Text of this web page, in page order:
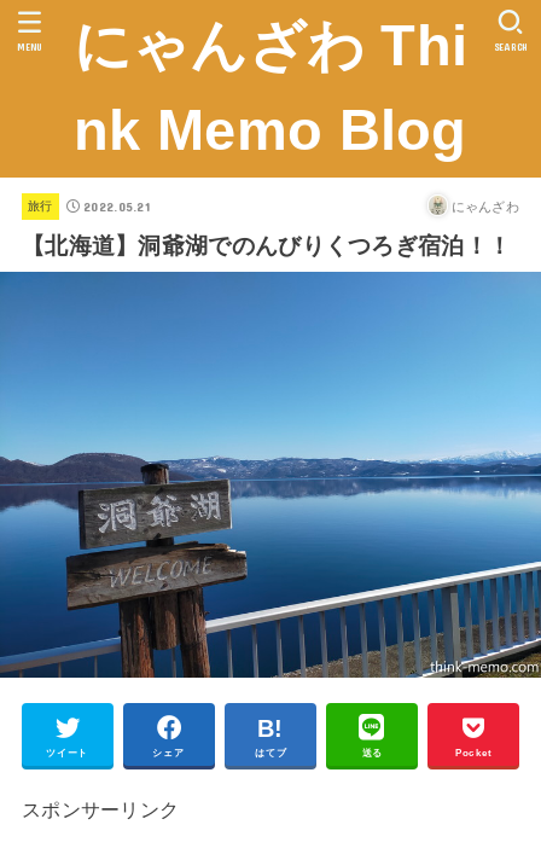
にゃんざわ Thi
nk Memo Blog
SEARCH
MENU
旅行 2022.05.21 にゃんざわ
【北海道】洞爺湖でのんびりくつろぎ宿泊！！
ツイート シェア はてブ 送る Pocket
スポンサーリンク